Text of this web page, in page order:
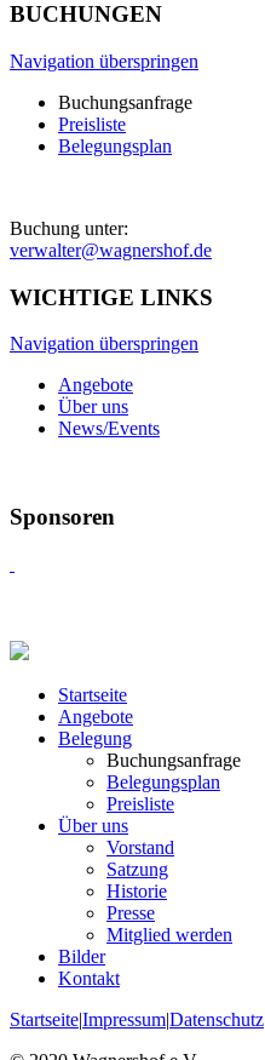
BUCHUNGEN
Navigation überspringen
Buchungsanfrage
Preisliste
Belegungsplan
Buchung unter:
verwalter@wagnershof.de
WICHTIGE LINKS
Navigation überspringen
Angebote
Über uns
News/Events
Sponsoren
Startseite
Angebote
Belegung
Buchungsanfrage
Belegungsplan
Preisliste
Über uns
Vorstand
Satzung
Historie
Presse
Mitglied werden
Bilder
Kontakt
Startseite|Impressum|Datenschutz